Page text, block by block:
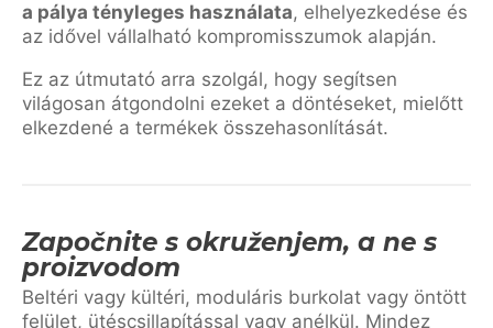
a pálya tényleges használata, elhelyezkedése és
az idővel vállalható kompromisszumok alapján.
Ez az útmutató arra szolgál, hogy segítsen
világosan átgondolni ezeket a döntéseket, mielőtt
elkezdené a termékek összehasonlítását.
Započnite s okruženjem, a ne s
proizvodom
Beltéri vagy kültéri, moduláris burkolat vagy öntött
felület, ütéscsillapítással vagy anélkül. Mindez